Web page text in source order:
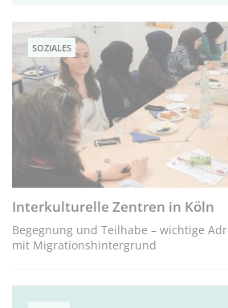
SOZIALES
Interkulturelle Zentren in Köln
Begegnung und Teilhabe – wichtige
mit Migrationshintergrund